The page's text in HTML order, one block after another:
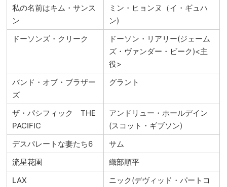
私の名前はキム・サンス
ン
ミン・ヒョンヌ（イ・ギュハ
ン)
ドーソンズ・クリーク
ドーソン・リアリー(ジェーム
ズ・ヴァンダー・ビーク)<主
役>
バンド・オブ・ブラザー
ズ
グラント
ザ・パシフィック THE
PACIFIC
アンドリュー・ホールデイン
(スコット・ギブソン)
デスパレートな妻たち6
サム
流星花園
織部順平
LAX
ニック(デヴィッド・パートコ